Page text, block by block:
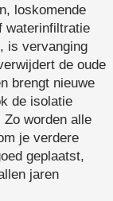
loskomende
waterinfiltratie
is vervanging
de oude
brengt nieuwe
de isolatie
worden alle
je verdere
geplaatst,
jaren